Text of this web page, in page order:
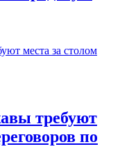
требуют
по